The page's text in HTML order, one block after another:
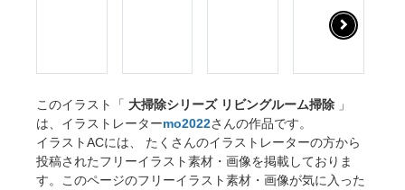
このイラスト「 大掃除シリーズ リビングルーム掃除 」
は、イラストレーターmo2022さんの作品です。
イラストACには、 たくさんのイラストレーターの方から
投稿されたフリーイラスト素材・画像を掲載しておりま
す。このページのフリーイラスト素材・画像が気に入った